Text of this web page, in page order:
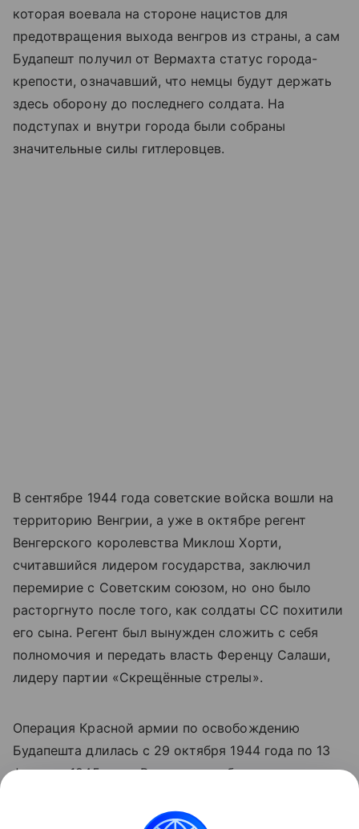
которая воевала на стороне нацистов для
предотвращения выхода венгров из страны, а сам
Будапешт получил от Вермахта статус города-
крепости, означавший, что немцы будут держать
здесь оборону до последнего солдата. На
подступах и внутри города были собраны
значительные силы гитлеровцев.
В сентябре 1944 года советские войска вошли на
территорию Венгрии, а уже в октябре регент
Венгерского королевства Миклош Хорти,
считавшийся лидером государства, заключил
перемирие с Советским союзом, но оно было
расторгнуто после того, как солдаты СС похитили
его сына. Регент был вынужден сложить с себя
полномочия и передать власть Ференцу Салаши,
лидеру партии «Скрещённые стрелы».
Операция Красной армии по освобождению
Будапешта длилась с 29 октября 1944 года по 13
февраля 1945 года. В результате была уничтожена